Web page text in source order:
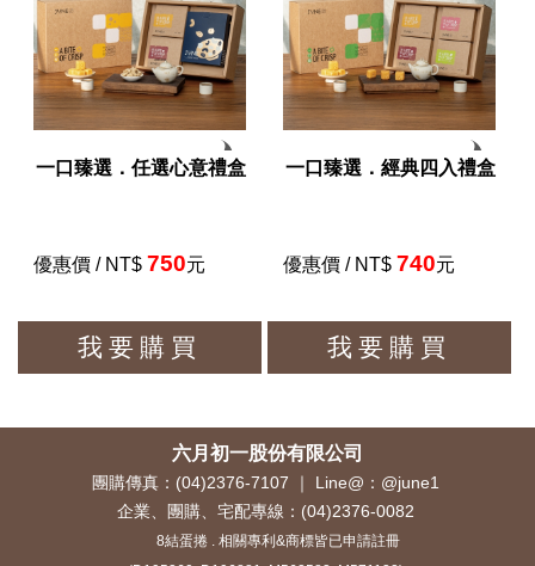
一口臻選．任選心意禮盒
優惠價 / NT$ 750元
我要購買
一口臻選．經典四入禮盒
優惠價 / NT$ 740元
我要購買
六月初一股份有限公司
團購傳真：(04)2376-7107 ｜ Line@：@june1
企業、團購、宅配專線： (04)2376-0082
8結蛋捲 . 相關專利&商標皆已申請註冊